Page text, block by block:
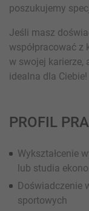
poszukujemy
Jeśli masz
współpracować z
w swojej karierze,
idealna dla Ciebie!
PROFIL
Wykształcenie
lub studia
Doświadczenie
sportowych